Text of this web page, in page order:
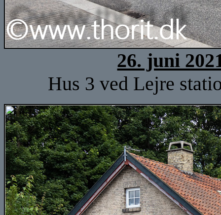
26. juni
Hus 3 ved Lejre